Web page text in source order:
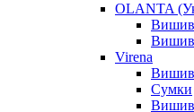
OLANTA
Virena
Сумки